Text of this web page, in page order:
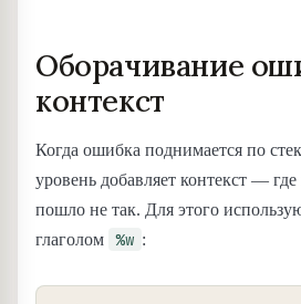
Оборачивание
контекст
Когда ошибка поднимается по
уровень добавляет контекст —
пошло не так. Для этого
глаголом %w :